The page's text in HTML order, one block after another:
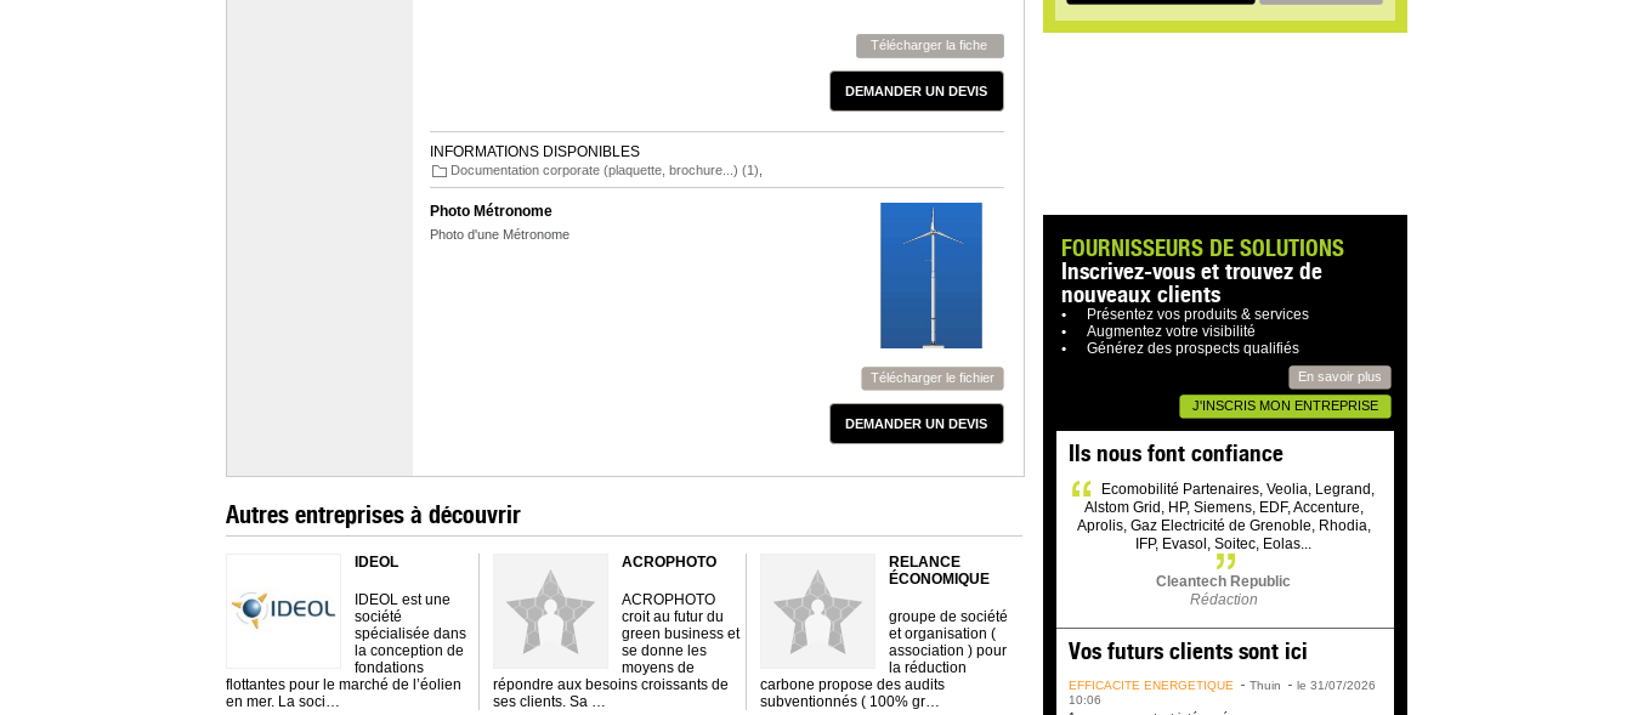
Télécharger la fiche
DEMANDER UN DEVIS
INFORMATIONS DISPONIBLES
Documentation corporate (plaquette, brochure...) (1)
Télécharger le fichier
DEMANDER UN DEVIS
Photo Métronome
Photo d'une Métronome
Autres entreprises à découvrir
IDEOL
IDEOL est une
société
spécialisée dans
la conception de
fondations
flottantes pour le marché de l’éolien
en mer. La soci…
ACROPHOTO
ACROPHOTO
croit au futur du
green business et
se donne les
moyens de
répondre aux besoins croissants de
ses clients. Sa …
RELANCE
ÉCONOMIQUE
groupe de société
et organisation (
association ) pour
la réduction
carbone propose des audits
subventionnés ( 100% gr…
FOURNISSEURS DE SOLUTIONS
Inscrivez-vous et trouvez de
nouveaux clients
Présentez vos produits & services
Augmentez votre visibilité
Générez des prospects qualifiés
En savoir plus
J'INSCRIS MON ENTREPRISE
Ils nous font confiance
Ecomobilité Partenaires, Veolia, Legrand,
Alstom Grid, HP, Siemens, EDF, Accenture,
Aprolis, Gaz Electricité de Grenoble, Rhodia,
IFP, Evasol, Soitec, Eolas...
Cleantech Republic
Rédaction
Vos futurs clients sont ici
EFFICACITÉ ÉNERGÉTIQUE Thuin
le 31/07/2026
10:06